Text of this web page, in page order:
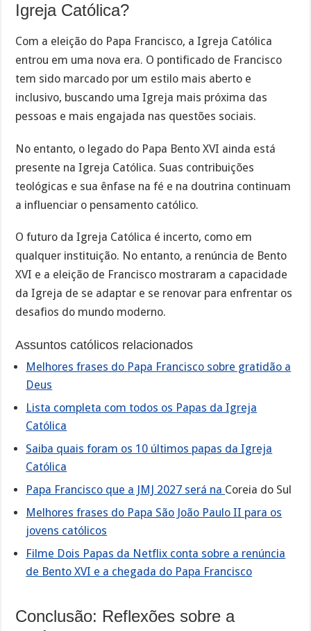
Igreja Católica?
Com a eleição do Papa Francisco, a Igreja Católica
entrou em uma nova era. O pontificado de Francisco
tem sido marcado por um estilo mais aberto e
inclusivo, buscando uma Igreja mais próxima das
pessoas e mais engajada nas questões sociais.
No entanto, o legado do Papa Bento XVI ainda está
presente na Igreja Católica. Suas contribuições
teológicas e sua ênfase na fé e na doutrina continuam
a influenciar o pensamento católico.
O futuro da Igreja Católica é incerto, como em
qualquer instituição. No entanto, a renúncia de Bento
XVI e a eleição de Francisco mostraram a capacidade
da Igreja de se adaptar e se renovar para enfrentar os
desafios do mundo moderno.
Assuntos católicos relacionados
Melhores frases do Papa Francisco sobre gratidão a
Deus
Lista completa com todos os Papas da Igreja
Católica
Saiba quais foram os 10 últimos papas da Igreja
Católica
Papa Francisco que a JMJ 2027 será na Coreia do Sul
Melhores frases do Papa São João Paulo II para os
jovens católicos
Filme Dois Papas da Netflix conta sobre a renúncia
de Bento XVI e a chegada do Papa Francisco
Conclusão: Reflexões sobre a